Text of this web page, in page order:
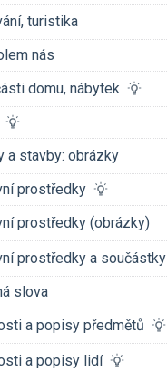
turistika
nás
domu, nábytek
a stavby: obrázky
prostředky
prostředky (obrázky)
prostředky a součástky
slova
a popisy předmětů
a popisy lidí